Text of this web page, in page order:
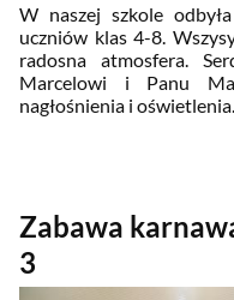
W naszej szkole
uczniów klas 4-8.
radosna atmosfera.
Marcelowi i Panu
nagłośnienia i oświetlenia.
Zabawa
3